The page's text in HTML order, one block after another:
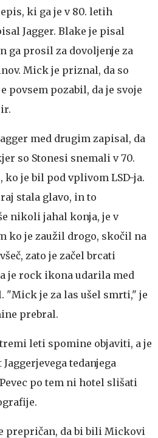
ki ga je v 80. letih
Jagger. Blake je pisal
ga prosil za dovoljenje za
Mick je priznal, da so
povsem pozabil, da je svoje
med drugim zapisal, da
so Stonesi snemali v 70.
je bil pod vplivom LSD-ja.
stala glavo, in to
nikoli jahal konja, je v
ko je zaužil drogo, skočil na
zato je začel brcati
je rock ikona udarila med
"Mick je za las ušel smrti," je
prebral.
leti spomine objaviti, a je
tedanjega
po tem ni hotel slišati
prepričan, da bi bili Mickovi